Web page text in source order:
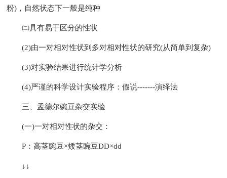
粉)，自然状态下一般是纯种
㈡具有易于区分的性状
(2)由一对相对性状到多对相对性状的研究(从简单到复杂)
(3)对实验结果进行统计学分析
(4)严谨的科学设计实验程序：假说-------演绎法
三、孟德尔豌豆杂交实验
(一)一对相对性状的杂交：
P：高茎豌豆×矮茎豌豆DD×dd
↓↓